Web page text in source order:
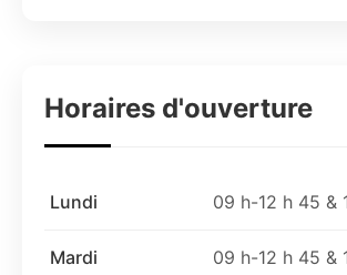
Horaires d'ouverture
Lundi 09 h-12 h 45 &
Mardi 09 h-12 h 45 &